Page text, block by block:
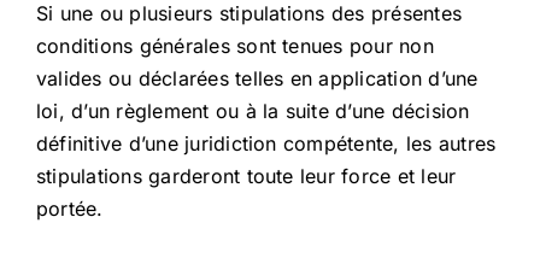
Si une ou plusieurs stipulations des présentes
conditions générales sont tenues pour non
valides ou déclarées telles en application d’une
loi, d’un règlement ou à la suite d’une décision
définitive d’une juridiction compétente, les autres
stipulations garderont toute leur force et leur
portée.